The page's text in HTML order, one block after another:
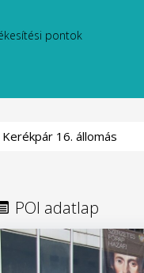
pontok
16. állomás
POI adatlap